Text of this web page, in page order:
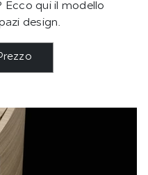
Ecco qui il modello
design.